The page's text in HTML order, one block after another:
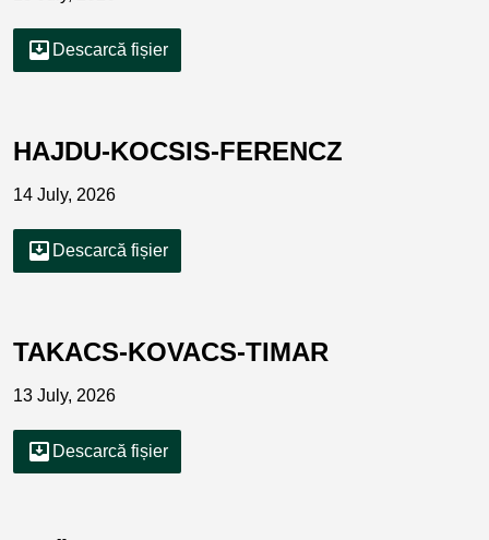
move_to_inbox Descarcă fișier
HAJDU-KOCSIS-FERENCZ
14 July, 2026
move_to_inbox Descarcă fișier
TAKACS-KOVACS-TIMAR
13 July, 2026
move_to_inbox Descarcă fișier